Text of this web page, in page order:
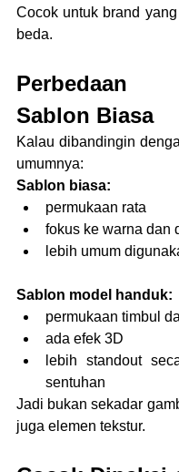
Cocok untuk brand yang
beda.
Perbedaan
Sablon Biasa
Kalau dibandingin
umumnya:
Sablon biasa:
permukaan rata
fokus ke warna dan
lebih umum
Sablon model handuk:
permukaan timbul
ada efek 3D
lebih standout
sentuhan
Jadi bukan sekadar
juga elemen tekstur.